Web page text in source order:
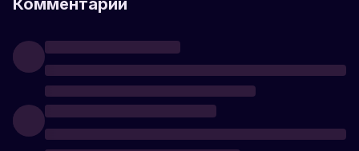
Комментарии